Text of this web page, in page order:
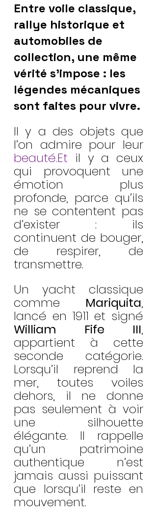
Entre voile classique,
rallye historique et
automobiles de
collection, une même
vérité s’impose : les
légendes mécaniques
sont faites pour vivre.
Il y a des objets que
beauté.Et il y a ceux
qui provoquent une
émotion plus
profonde, parce qu’ils
ne se contentent pas
d’exister : ils
continuent de bouger,
de respirer, de
transmettre.
Un yacht classique
comme Mariquita,
William Fife III,
appartient à cette
seconde catégorie.
Lorsqu’il reprend la
mer, toutes voiles
dehors, il ne donne
pas seulement à voir
une silhouette
élégante. Il rappelle
qu’un patrimoine
authentique n’est
jamais aussi puissant
que lorsqu’il reste en
mouvement.